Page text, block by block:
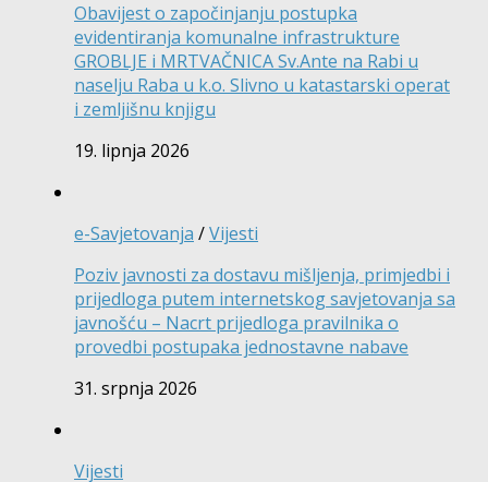
Obavijest o započinjanju postupka
evidentiranja komunalne infrastrukture
GROBLJE i MRTVAČNICA Sv.Ante na Rabi u
naselju Raba u k.o. Slivno u katastarski operat
i zemljišnu knjigu
19. lipnja 2026
e-Savjetovanja /Vijesti
Poziv javnosti za dostavu mišljenja, primjedbi i
prijedloga putem internetskog savjetovanja sa
javnošću – Nacrt prijedloga pravilnika o
provedbi postupaka jednostavne nabave
31. srpnja 2026
Vijesti